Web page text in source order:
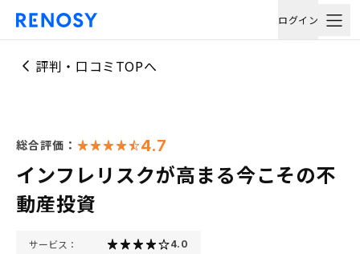
ログイン
評判・口コミTOPへ
総合評価： 4.7
インフレリスクが高まる今こその不
動産投資
サービス： 4.0